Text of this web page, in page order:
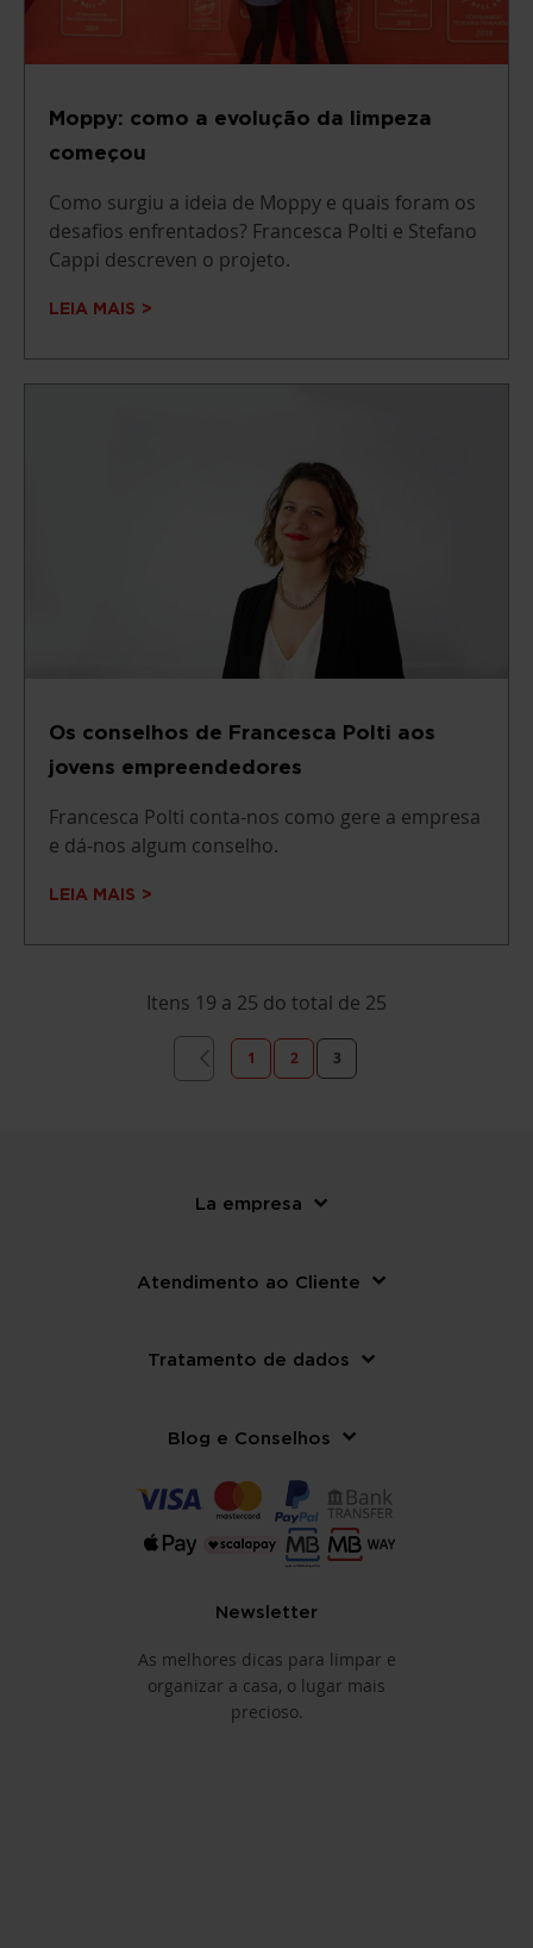
Moppy: como a evolução da limpeza
começou
Como surgiu a ideia de Moppy e quais foram os
desafios enfrentados? Francesca Polti e Stefano
Cappi descreven o projeto.
LEIA MAIS
Os conselhos de Francesca Polti aos
jovens empreendedores
Francesca Polti conta-nos como gere a empresa
e dá-nos algum conselho.
LEIA MAIS
Itens 19 a 25 do total de 25
Página PÁGINA
ANTERIOR
Página
1 Página
2 Está de momento a ler a
3
La empresa
Atendimento ao Cliente
Tratamento de dados
Blog e Conselhos
Newsletter
As melhores dicas para limpar e
organizar a casa, o lugar mais
precioso.